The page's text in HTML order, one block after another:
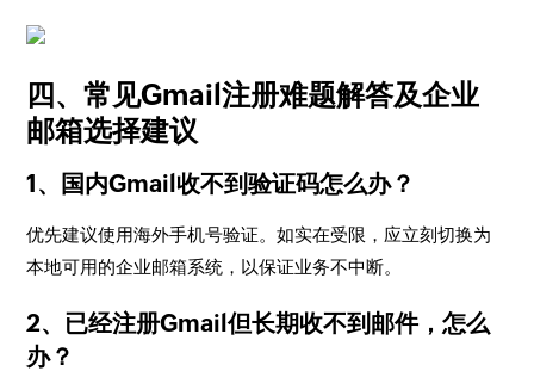
四、常见Gmail注册难题解答及企业
邮箱选择建议
1、国内Gmail收不到验证码怎么办？
优先建议使用海外手机号验证。如实在受限，应立刻切换为
本地可用的企业邮箱系统，以保证业务不中断。
2、已经注册Gmail但长期收不到邮件，怎么
办？